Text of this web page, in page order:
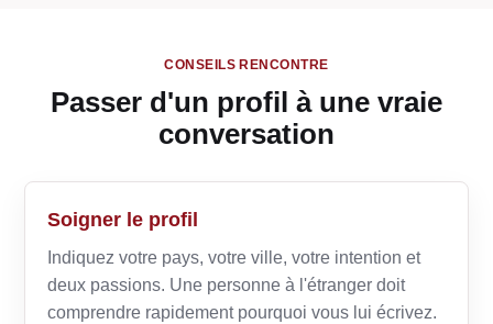
CONSEILS RENCONTRE
Passer d'un profil à une vraie
conversation
Soigner le profil
Indiquez votre pays, votre ville, votre intention et
deux passions. Une personne à l'étranger doit
comprendre rapidement pourquoi vous lui écrivez.